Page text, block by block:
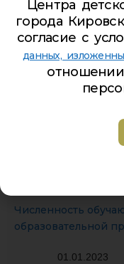
Учебный план
01.09.2022
Численность
образовательной
01.01.2023
Центра
города
согласие с
данных,